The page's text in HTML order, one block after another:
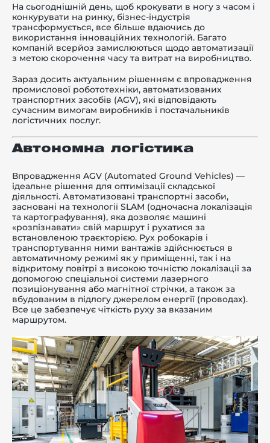
На сьогоднішній день, щоб крокувати в ногу з часом і
конкурувати на ринку, бізнес-індустрія
трансформується, все більше вдаючись до
використання інноваційних технологій. Багато
компаній всерйоз замислюються щодо автоматизації
з метою скорочення часу та витрат на виробництво.
Зараз досить актуальним рішенням є впровадження
промислової робототехніки, автоматизованих
транспортних засобів (AGV), які відповідають
сучасним вимогам виробників і постачальників
логістичних послуг.
Автономна логістика
Впровадження AGV (Automated Ground Vehicles) —
ідеальне рішення для оптимізації складської
діяльності. Автоматизовані транспортні засоби,
засновані на технології SLAM (одночасна локалізація
та картографування), яка дозволяє машині
«розпізнавати» свій маршрут і рухатися за
встановленою траєкторією. Рух робокарів і
транспортування ними вантажів здійснюється в
автоматичному режимі як у приміщенні, так і на
відкритому повітрі з високою точністю локалізації за
допомогою спеціальної системи лазерного
позиціонування або магнітної стрічки, а також за
вбудованим в підлогу джерелом енергії (проводах).
Все це забезпечує чіткість руху за вказаним
маршрутом.